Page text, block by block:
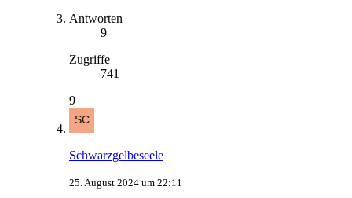
Antworten
9
Zugriffe
741
9
Schwarzgelbeseele
25. August 2024 um 22:11